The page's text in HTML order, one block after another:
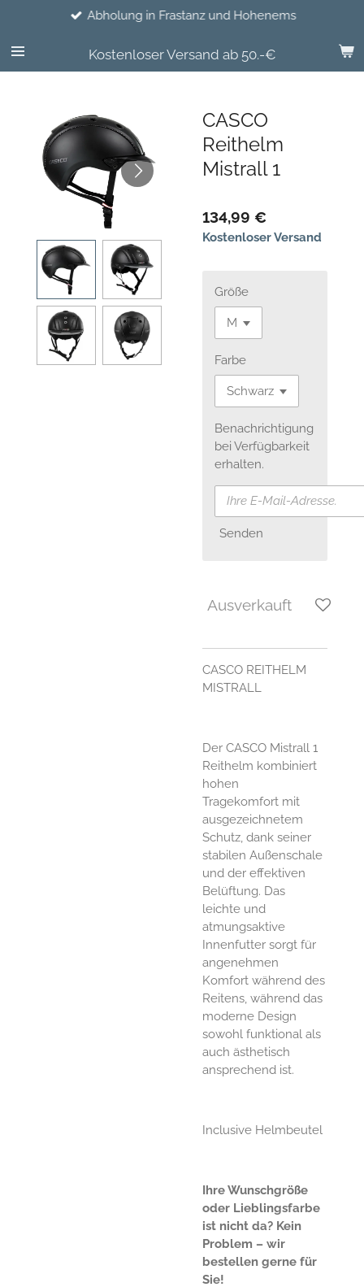
springen
Kostenloser Versand ab 50.-€
Abholung in Frastanz und Hohenems
CASCO
Reithelm
Mistrall 1
134,99 €
Kostenloser Versand
Größe
Farbe
Benachrichtigung
bei Verfügbarkeit
erhalten.
Senden
Ausverkauft
CASCO REITHELM
MISTRALL
Der CASCO Mistrall 1
Reithelm kombiniert
hohen
Tragekomfort mit
ausgezeichnetem
Schutz, dank seiner
stabilen Außenschale
und der effektiven
Belüftung. Das
leichte und
atmungsaktive
Innenfutter sorgt für
angenehmen
Komfort während des
Reitens, während das
moderne Design
sowohl funktional als
auch ästhetisch
ansprechend ist.
Inclusive Helmbeutel
Ihre Wunschgröße
oder Lieblingsfarbe
ist nicht da? Kein
Problem – wir
bestellen gerne für
Sie!